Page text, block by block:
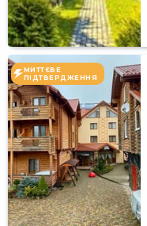
МИТТЄВЕ
ПІДТВЕРДЖЕННЯ